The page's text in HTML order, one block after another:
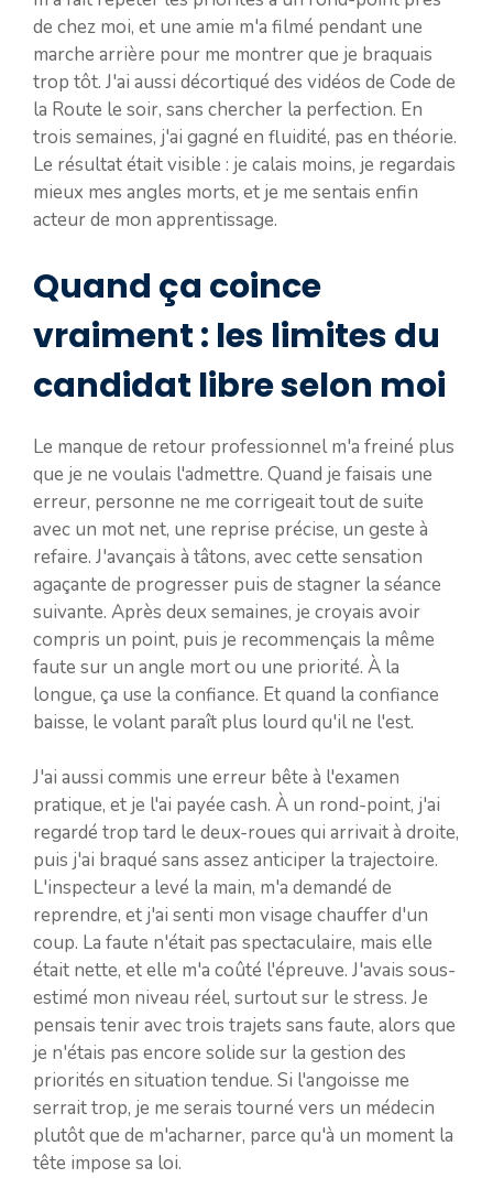
de chez moi, et une amie m'a filmé pendant une
marche arrière pour me montrer que je braquais
trop tôt. J'ai aussi décortiqué des vidéos de Code de
la Route le soir, sans chercher la perfection. En
trois semaines, j'ai gagné en fluidité, pas en théorie.
Le résultat était visible : je calais moins, je regardais
mieux mes angles morts, et je me sentais enfin
acteur de mon apprentissage.
Quand ça coince
vraiment : les limites du
candidat libre selon moi
Le manque de retour professionnel m'a freiné plus
que je ne voulais l'admettre. Quand je faisais une
erreur, personne ne me corrigeait tout de suite
avec un mot net, une reprise précise, un geste à
refaire. J'avançais à tâtons, avec cette sensation
agaçante de progresser puis de stagner la séance
suivante. Après deux semaines, je croyais avoir
compris un point, puis je recommençais la même
faute sur un angle mort ou une priorité. À la
longue, ça use la confiance. Et quand la confiance
baisse, le volant paraît plus lourd qu'il ne l'est.
J'ai aussi commis une erreur bête à l'examen
pratique, et je l'ai payée cash. À un rond-point, j'ai
regardé trop tard le deux-roues qui arrivait à droite,
puis j'ai braqué sans assez anticiper la trajectoire.
L'inspecteur a levé la main, m'a demandé de
reprendre, et j'ai senti mon visage chauffer d'un
coup. La faute n'était pas spectaculaire, mais elle
était nette, et elle m'a coûté l'épreuve. J'avais sous-
estimé mon niveau réel, surtout sur le stress. Je
pensais tenir avec trois trajets sans faute, alors que
je n'étais pas encore solide sur la gestion des
priorités en situation tendue. Si l'angoisse me
serrait trop, je me serais tourné vers un médecin
plutôt que de m'acharner, parce qu'à un moment la
tête impose sa loi.